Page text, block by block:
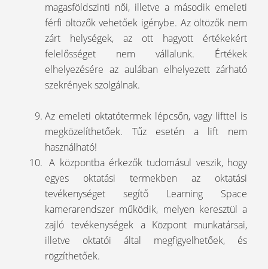
magasföldszinti női, illetve a második emeleti
férfi öltözők vehetőek igénybe. Az öltözők nem
zárt helységek, az ott hagyott értékekért
felelősséget nem vállalunk. Értékek
elhelyezésére az aulában elhelyezett zárható
szekrények szolgálnak.
Az emeleti oktatótermek lépcsőn, vagy lifttel is
megközelíthetőek. Tűz esetén a lift nem
használható!
A központba érkezők tudomásul veszik, hogy
egyes oktatási termekben az oktatási
tevékenységet segítő Learning Space
kamerarendszer működik, melyen keresztül a
zajló tevékenységek a Központ munkatársai,
illetve oktatói által megfigyelhetőek, és
rögzíthetőek.